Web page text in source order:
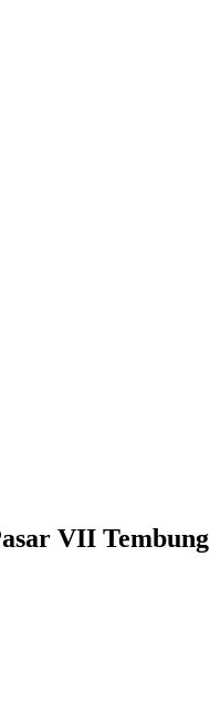
VII Tembung